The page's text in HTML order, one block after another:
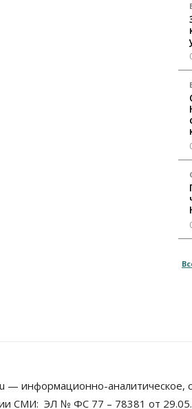
— информационно-аналитическое,
СМИ: ЭЛ № ФС 77 – 78381 от